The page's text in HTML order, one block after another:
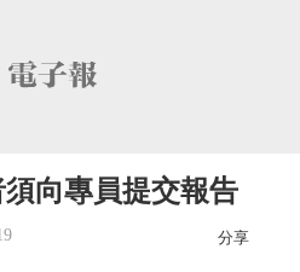
向專員提交報告
分享